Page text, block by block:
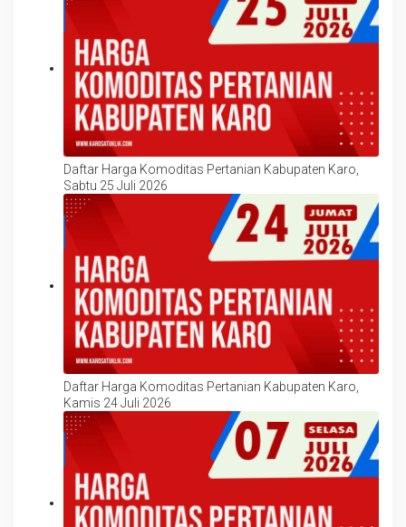
Daftar Harga Komoditas Pertanian Kabupaten Karo,
Sabtu 25 Juli 2026
Daftar Harga Komoditas Pertanian Kabupaten Karo,
Kamis 24 Juli 2026